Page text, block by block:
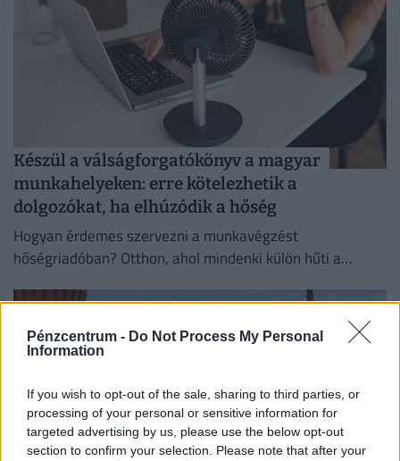
Pénzcentrum - Do Not Process My Personal
Information
If you wish to opt-out of the sale, sharing to third parties, or
processing of your personal or sensitive information for
targeted advertising by us, please use the below opt-out
section to confirm your selection. Please note that after your
Készül a válságforgatókönyv a magyar
munkahelyeken: erre kötelezhetik a
dolgozókat, ha elhúzódik a hőség
Hogyan érdemes szervezni a munkavégzést
hőségriadóban? Otthon, ahol mindenki külön hűti a
irodaházban, ahol a hűtés központilag működik.